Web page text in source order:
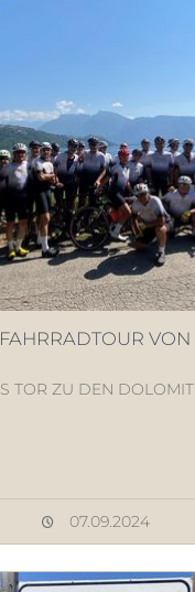
VON
TOR ZU DEN
07.09.2024